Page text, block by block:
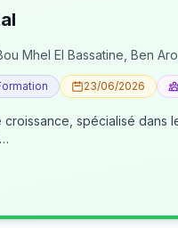
Mhel El Bassatine, Ben
23/06/2026
spécialisé